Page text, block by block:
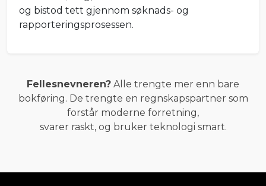
og bistod tett gjennom søknads- og
rapporteringsprosessen.
Fellesnevneren? Alle trengte mer enn bare
bokføring. De trengte en regnskaps­partner som
forstår moderne forretning,
svarer raskt, og bruker teknologi smart.